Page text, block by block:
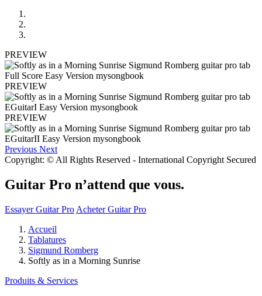
PREVIEW
PREVIEW
PREVIEW
Previous Next
Copyright: © All Rights Reserved - International Copyright Secured
Guitar Pro n’attend que vous.
Essayer Guitar Pro Acheter Guitar Pro
Accueil
Tablatures
Sigmund Romberg
Softly as in a Morning Sunrise
Produits & Services